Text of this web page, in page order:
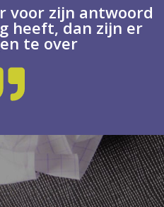
voor zijn antwoord
heeft, dan zijn er
te over